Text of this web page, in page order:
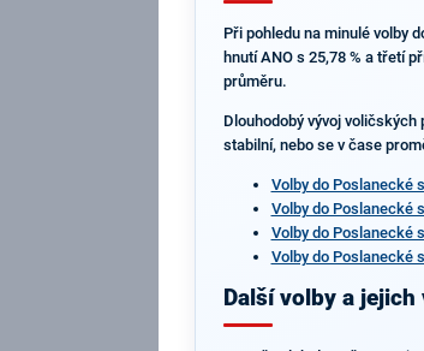
Při pohledu na minulé volby
hnutí ANO s 25,78 % a třetí
průměru.
Dlouhodobý vývoj
stabilní, nebo se v čase
Volby do Poslanecké
Volby do Poslanecké
Volby do Poslanecké
Volby do Poslanecké
Další volby a